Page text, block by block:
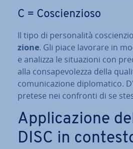
C = Co­scien­zio­so
Il tipo di per­so­na­li­tà
zio­ne. Gli piace lavorare in
e analizza le si­tua­zio­ni con
alla con­sa­pe­vo­lez­za della
co­mu­ni­ca­zio­ne di­plo­ma­ti­co.
pretese nei confronti di se
Ap­pli­ca­zio­ne
DISC in